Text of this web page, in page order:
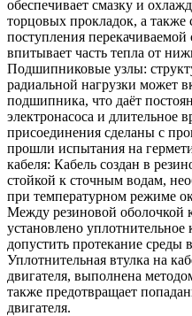
обеспечивает смазку и
торцовых прокладок, а также
поступления
впитывает часть тепла от
Подшипниковые узлы:
радиальной нагрузки может
подшипника, что даёт
электронасоса и длительное
присоединения сделаны с
прошли испытания на
кабеля: Кабель создан в
стойкой к сточным водам,
при температурном режиме
Между резиновой оболочкой
установлено
допустить протекание среды
Уплотнительная втулка на
двигателя, выполнена
также предотвращает
двигателя.